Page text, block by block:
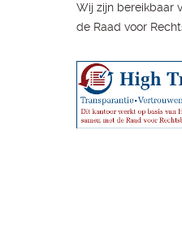
Wij zijn bereikbaar
de Raad voor